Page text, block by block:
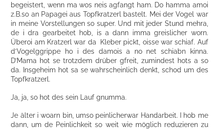
begeistert, wenn ma wos neis agfangt ham. Do hamma amoi
z.B.so an Papagei aus Topfkratzerl bastelt. Mei der Vogel war
in meine Vorstellungen so super. Und mit jeder Stund mehra,
de i dra gearbeitet hob, is a dann imma greislicher worn.
Überoi am Kratzerl war da Kleber pickt, oisse war schiaf. Auf
d’Vogelggrippe ho i des damois a no net schiabn kinna.
D’Mama hot se trotzdem drüber gfreit, zumindest hots a so
da. Insgeheim hot sa se wahrscheinlich denkt, schod um des
Topfkratzerl.
Ja, ja, so hot des sein Lauf gnumma.
Je älter i woarn bin, umso peinlicherwar Handarbeit. I hob me
dann, um de Peinlichkeit so weit wie möglich reduzieren zu